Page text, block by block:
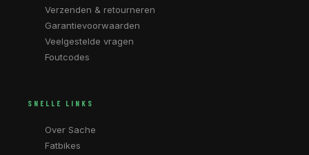
Verzenden & retourneren
Garantievoorwaarden
Veelgestelde vragen
Foutcodes
SNELLE LINKS
Over Sache
Fatbikes